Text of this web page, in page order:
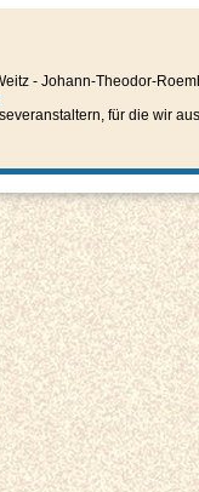
- Johann-Theodor-
für die wir